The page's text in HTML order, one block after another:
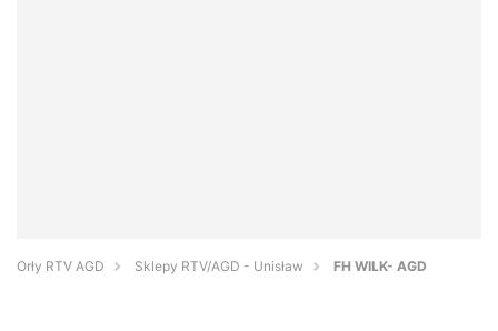
Orły RTV AGD Sklepy RTV/AGD - Unisław FH WILK- AGD